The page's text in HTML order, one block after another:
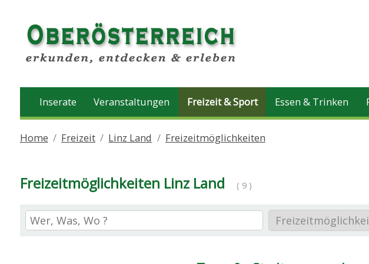
Inserate Veranstaltungen Freizeit & Sport Essen & Trinken
Home Freizeit Linz Land Freizeitmöglichkeiten
Freizeitmöglichkeiten Linz Land ( 9 )